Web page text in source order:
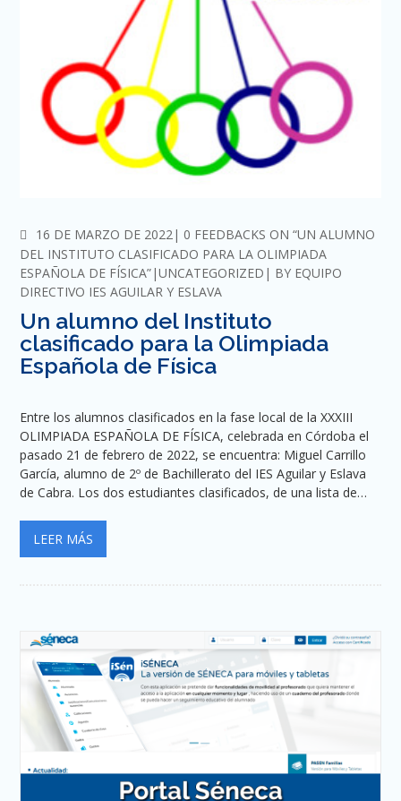
16 DE MARZO DE 2022 COMMENTS
0 FEEDBACKS ON “UN ALUMNO
DEL INSTITUTO CLASIFICADO PARA LA OLIMPIADA
ESPAÑOLA DE FÍSICA” UNCATEGORIZED BY EQUIPO
DIRECTIVO IES AGUILAR Y ESLAVA
Un alumno del Instituto
clasificado para la Olimpiada
Española de Física
Entre los alumnos clasificados en la fase local de la XXXIII
OLIMPIADA ESPAÑOLA DE FÍSICA, celebrada en Córdoba el
pasado 21 de febrero de 2022, se encuentra: Miguel Carrillo
García, alumno de 2º de Bachillerato del IES Aguilar y Eslava
de Cabra. Los dos estudiantes clasificados, de una lista de…
LEER MÁS